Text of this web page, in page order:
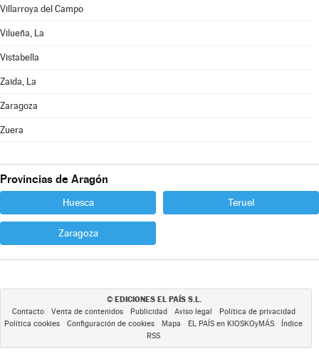
Villarroya del Campo
Vilueña, La
Vistabella
Zaida, La
Zaragoza
Zuera
Provincias de Aragón
Huesca Teruel
Zaragoza
© EDICIONES EL PAÍS S.L.
Contacto Venta de contenidos Publicidad Aviso legal
Política de privacidad
Política cookies
Configuración de cookies Mapa EL PAÍS en KIOSKOyMÁS
Índice
RSS